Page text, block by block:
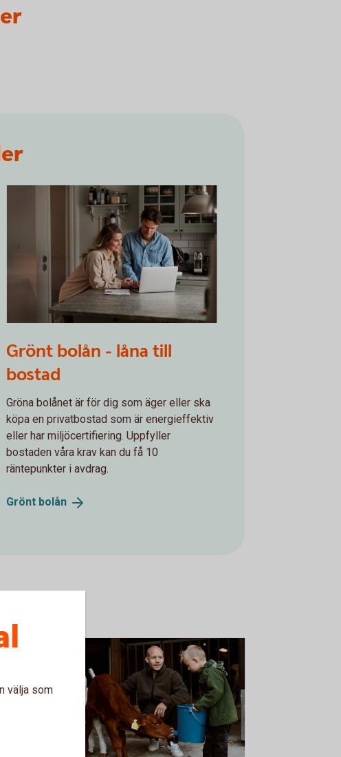
Grönt bolån - låna till
bostad
Gröna bolånet är för dig som äger eller ska
köpa en privatbostad som är energieffektiv
eller har miljöcertifiering. Uppfyller
bostaden våra krav kan du få 10
räntepunkter i avdrag.
Grönt bolån
välja som